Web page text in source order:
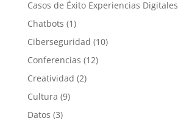
Casos de Éxito Experiencias Digitales
Chatbots (1)
Ciberseguridad (10)
Conferencias (12)
Creatividad (2)
Cultura (9)
Datos (3)